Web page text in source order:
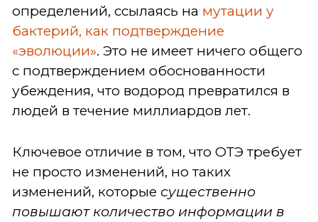
определений, ссылаясь на мутации у
бактерий, как подтверждение
«эволюции». Это не имеет ничего общего
с подтверждением обоснованности
убеждения, что водород превратился в
людей в течение миллиардов лет.
Ключевое отличие в том, что ОТЭ требует
не просто изменений, но таких
изменений, которые существенно
повышают количество информации в